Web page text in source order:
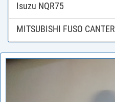
Isuzu NQR75
MITSUBISHI FUSO CANTER